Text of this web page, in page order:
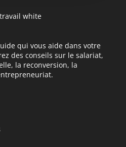
qui vous aide dans votre
des conseils sur le salariat,
la reconversion, la